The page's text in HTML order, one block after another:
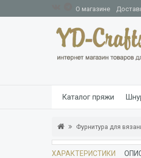
О магазине
Каталог пряжи
Фурнитура для
ХАРАКТЕРИСТИКИ